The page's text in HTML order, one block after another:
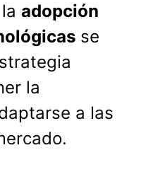
adopción
se
la
a las